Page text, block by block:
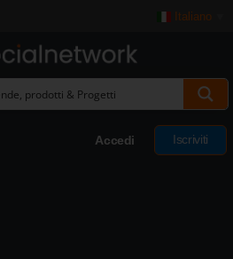
Italiano
Accedi Iscriviti